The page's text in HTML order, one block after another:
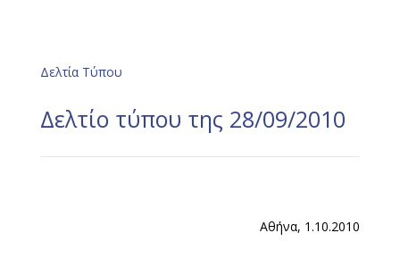
Δελτία Τύπου
Δελτίο τύπου της 28/09/2010
Αθήνα, 1.10.2010